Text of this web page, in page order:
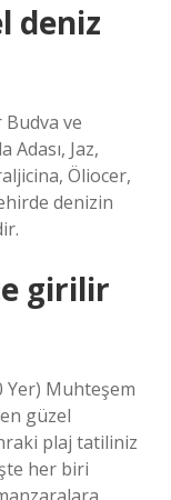
deniz
Budva ve
Adası, Jaz,
Öliocer,
denizin
girilir
Yer) Muhteşem
güzel
plaj tatiliniz
her biri